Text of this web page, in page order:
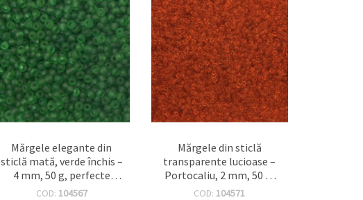
Mărgele elegante din
sticlă mată, verde închis –
4 mm, 50 g, perfecte
pentru brățări, coliere,
COD: 104567
Mărgele din sticlă
transparente lucioase –
Portocaliu, 2 mm, 50 g,
pachet pentru bijuterii
COD: 104571